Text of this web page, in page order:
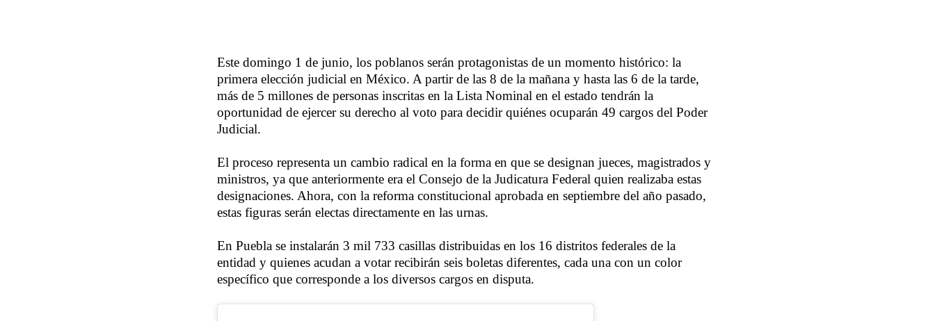
Este domingo 1 de junio, los poblanos serán protagonistas de un momento histórico: la
primera elección judicial en México. A partir de las 8 de la mañana y hasta las 6 de la tarde,
más de 5 millones de personas inscritas en la Lista Nominal en el estado tendrán la
oportunidad de ejercer su derecho al voto para decidir quiénes ocuparán 49 cargos del Poder
Judicial.
El proceso representa un cambio radical en la forma en que se designan jueces, magistrados y
ministros, ya que anteriormente era el Consejo de la Judicatura Federal quien realizaba estas
designaciones. Ahora, con la reforma constitucional aprobada en septiembre del año pasado,
estas figuras serán electas directamente en las urnas.
En Puebla se instalarán 3 mil 733 casillas distribuidas en los 16 distritos federales de la
entidad y quienes acudan a votar recibirán seis boletas diferentes, cada una con un color
específico que corresponde a los diversos cargos en disputa.